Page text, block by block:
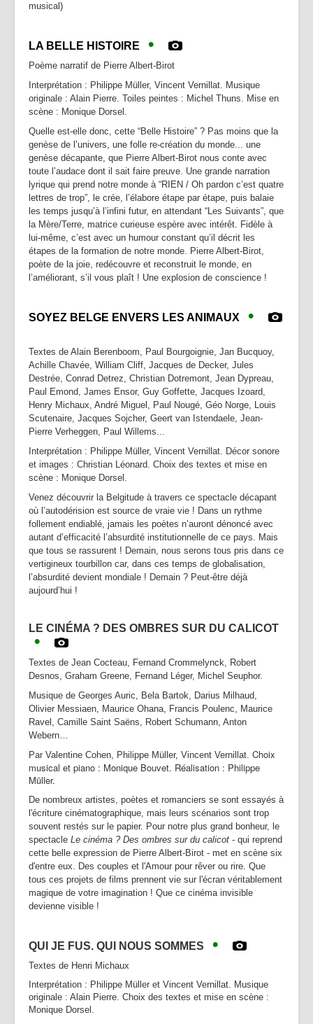
musical)
LA BELLE HISTOIRE •
Poème narratif de Pierre Albert-Birot
Interprétation : Philippe Müller, Vincent Vernillat. Musique
originale : Alain Pierre. Toiles peintes : Michel Thuns. Mise en
scène : Monique Dorsel.
Quelle est-elle donc, cette “Belle Histoire” ? Pas moins que la
genèse de l’univers, une folle re-création du monde... une
genèse décapante, que Pierre Albert-Birot nous conte avec
toute l’audace dont il sait faire preuve. Une grande narration
lyrique qui prend notre monde à “RIEN / Oh pardon c’est quatre
lettres de trop”, le crée, l’élabore étape par étape, puis balaie
les temps jusqu’à l’infini futur, en attendant “Les Suivants”, que
la Mère/Terre, matrice curieuse espère avec intérêt. Fidèle à
lui-même, c’est avec un humour constant qu’il décrit les
étapes de la formation de notre monde. Pierre Albert-Birot,
poète de la joie, redécouvre et reconstruit le monde, en
l’améliorant, s’il vous plaît ! Une explosion de conscience !
SOYEZ BELGE ENVERS LES ANIMAUX •
Textes de Alain Berenboom, Paul Bourgoignie, Jan Bucquoy,
Achille Chavée, William Cliff, Jacques de Decker, Jules
Destrée, Conrad Detrez, Christian Dotremont, Jean Dypreau,
Paul Emond, James Ensor, Guy Goffette, Jacques Izoard,
Henry Michaux, André Miguel, Paul Nougé, Géo Norge, Louis
Scutenaire, Jacques Sojcher, Geert van Istendaele, Jean-
Pierre Verheggen, Paul Willems...
Interprétation : Philippe Müller, Vincent Vernillat. Décor sonore
et images : Christian Léonard. Choix des textes et mise en
scène : Monique Dorsel.
Venez découvrir la Belgitude à travers ce spectacle décapant
où l’autodérision est source de vraie vie ! Dans un rythme
follement endiablé, jamais les poètes n’auront dénoncé avec
autant d’efficacité l’absurdité institutionnelle de ce pays. Mais
que tous se rassurent ! Demain, nous serons tous pris dans ce
vertigineux tourbillon car, dans ces temps de globalisation,
l’absurdité devient mondiale ! Demain ? Peut-être déjà
aujourd’hui !
LE CIN ÉMA ? DES OMBRES SUR DU CALICOT
•
Textes de Jean Cocteau, Fernand Crommelynck, Robert
Desnos, Graham Greene, Fernand Léger, Michel Seuphor.
Musique de Georges Auric, Bela Bartok, Darius Milhaud,
Olivier Messiaen, Maurice Ohana, Francis Poulenc, Maurice
Ravel, Camille Saint Saëns, Robert Schumann, Anton
Webern…
Par Valentine Cohen, Philippe Müller, Vincent Vernillat. Choix
musical et piano : Monique Bouvet. Réalisation : Philippe
Müller.
De nombreux artistes, poètes et romanciers se sont essayés à
l'écriture cinématographique, mais leurs scénarios sont trop
souvent restés sur le papier. Pour notre plus grand bonheur, le
spectacle Le cinéma ? Des ombres sur du calicot - qui reprend
cette belle expression de Pierre Albert-Birot - met en scène six
d'entre eux. Des couples et l'Amour pour rêver ou rire. Que
tous ces projets de films prennent vie sur l'écran véritablement
magique de votre imagination ! Que ce cinéma invisible
devienne visible !
QUI JE FUS. QUI NOUS SOMMES •
Textes de Henri Michaux
Interprétation : Philippe Müller et Vincent Vernillat. Musique
originale : Alain Pierre. Choix des textes et mise en scène :
Monique Dorsel.